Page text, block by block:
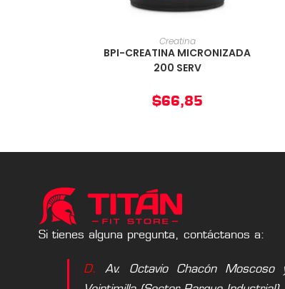
AÑADIR AL CARRITO
Creatina
BPI-CREATINA MICRONIZADA
200 SERV
$66,85
Si tienes alguna pregunta, contáctanos a:
D. Av. Octavio Chacón Moscoso